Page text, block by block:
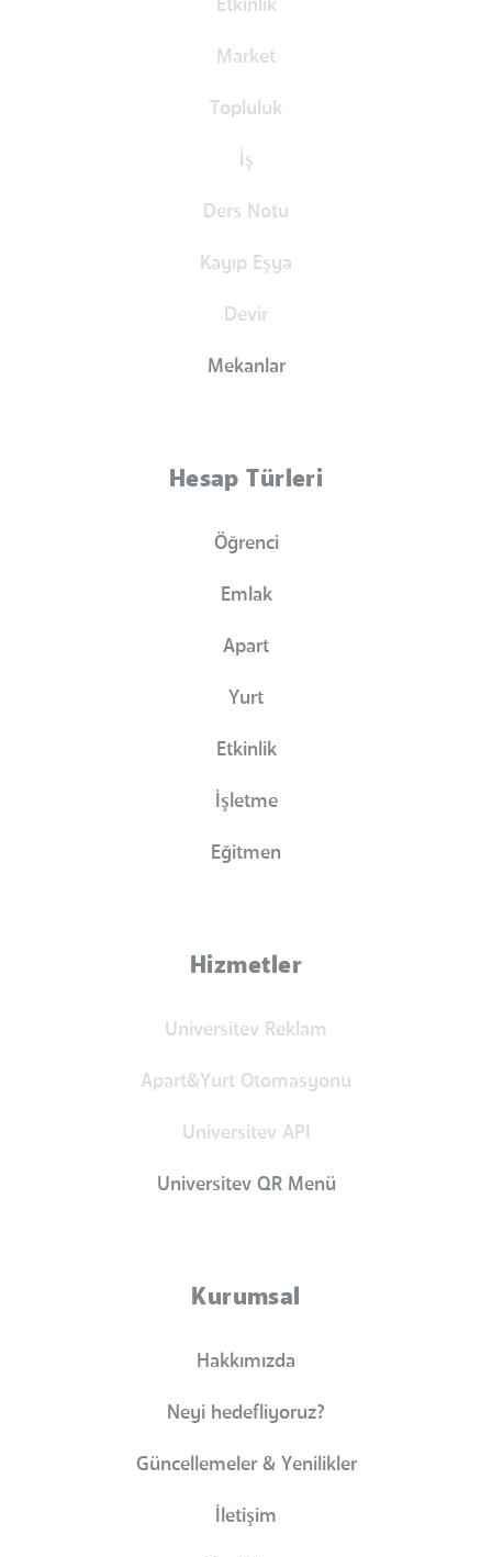
Etkinlik
Market
Topluluk
İş
Ders Notu
Kayıp Eşya
Devir
Mekanlar
Hesap Türleri
Öğrenci
Emlak
Apart
Yurt
Etkinlik
İşletme
Eğitmen
Hizmetler
Universitev Reklam
Apart&Yurt Otomasyonu
Universitev API
Universitev QR Menü
Kurumsal
Hakkımızda
Neyi hedefliyoruz?
Güncellemeler & Yenilikler
İletişim